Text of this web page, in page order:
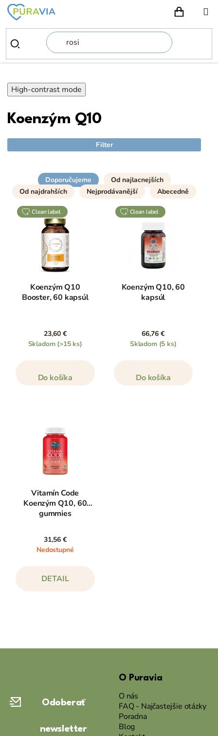
Prejsť
obsah
High-contrast mode
Koenzým Q10
Filter
Doporučujeme
Od najlacnejších
Od najdrahších
Nejprodávanější Abecedně
clean label
Koenzým Q10
Booster, 60 kapsúl
23,60 €
Skladom (>15 ks)
Do košíka
clean label
Koenzým Q10, 60
kapsúl
66,76 €
Skladom (5 ks)
Do košíka
Vitamín Code
Koenzým Q10, 60
gummies
31,56 €
Nedostupné
DETAIL
Odoberať
newsletter
O Puravia
O nás
FAQ - Najčastejšie otázky
Poradna
Blog